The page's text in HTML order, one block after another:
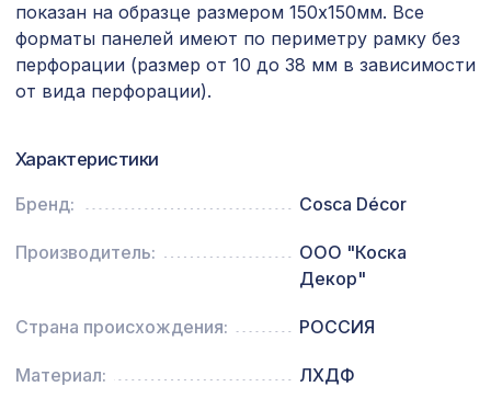
Натуральные обои Cosca Веллуто
Флорэ, 0,91 x 5,5 м
1665 ₽
Перфорированная панель ГОТИКА,
2070х930мм, ХДФ, без отделки
РОМАНИКО ФИОРОНЕ, 595х595мм,
показан на образце размером 150х150мм. Все
форматы панелей имеют по периметру рамку без
перфорации (размер от 10 до 38 мм в зависимости
от вида перфорации).
Характеристики
Бренд: Cosca Décor
Производитель:
ООО "Коска
Декор"
Страна происхождения: РОССИЯ
Материал: ЛХДФ